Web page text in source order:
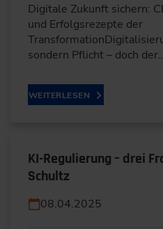
Digitale Zukunft sichern:
und Erfolgsrezepte der
sondern Pflicht – doch
WEITERLESEN
KI-Regulierung – drei
Schultz
08.04.2025